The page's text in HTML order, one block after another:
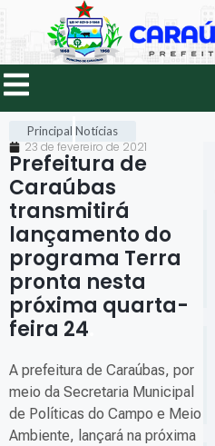
Principal Notícias
23 de fevereiro de 2021
Prefeitura de
Caraúbas
transmitirá
lançamento do
programa Terra
pronta nesta
próxima quarta-
feira 24
A prefeitura de Caraúbas, por
meio da Secretaria Municipal
de Políticas do Campo e Meio
Ambiente, lançará na próxima